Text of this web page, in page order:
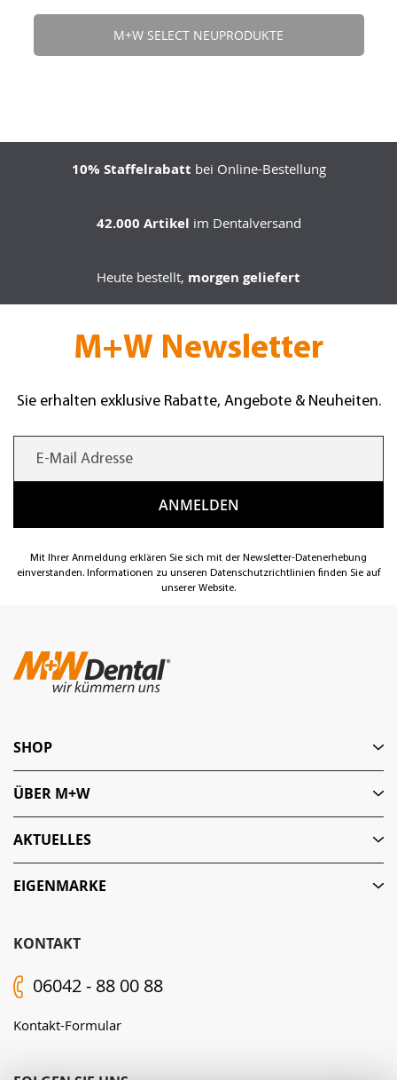
M+W SELECT NEUPRODUKTE
10% Staffelrabatt bei Online-Bestellung
42.000 Artikel im Dentalversand
Heute bestellt, morgen geliefert
M+W Newsletter
Sie erhalten exklusive Rabatte, Angebote & Neuheiten.
Mit Ihrer Anmeldung erklären Sie sich mit der Newsletter-Datenerhebung
einverstanden. Informationen zu unseren Datenschutzrichtlinien finden Sie auf
unserer Website.
KONTAKT
06042 - 88 00 88
Kontakt-Formular
SHOP
ÜBER M+W
AKTUELLES
EIGENMARKE